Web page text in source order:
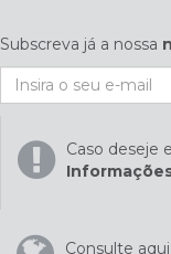
Subscreva já a nossa
Caso deseje
Consulte